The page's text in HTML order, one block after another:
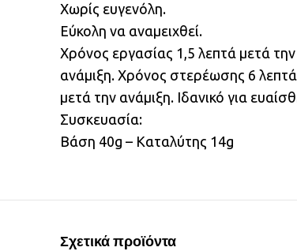
Χωρίς ευγενόλη.
Εύκολη να αναμειχθεί.
Χρόνος εργασίας 1,5 λεπτά μετά την
ανάμιξη. Χρόνος στερέωσης 6
μετά την ανάμιξη. Ιδανικό για
Συσκευασία:
Βάση 40g – Καταλύτης 14g
Σχετικά προϊόντα